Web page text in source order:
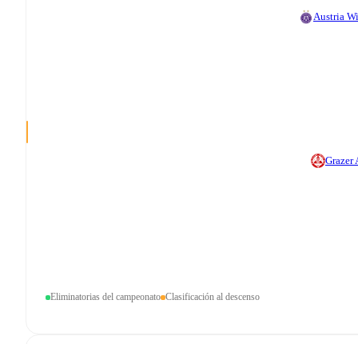
Austria
Grazer
Eliminatorias del campeonato Clasificación al descenso